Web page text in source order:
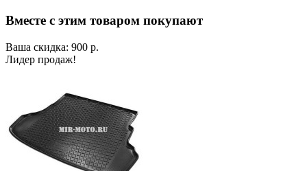
Вместе с этим товаром покупают
Ваша скидка: 900 р.
Лидер продаж!